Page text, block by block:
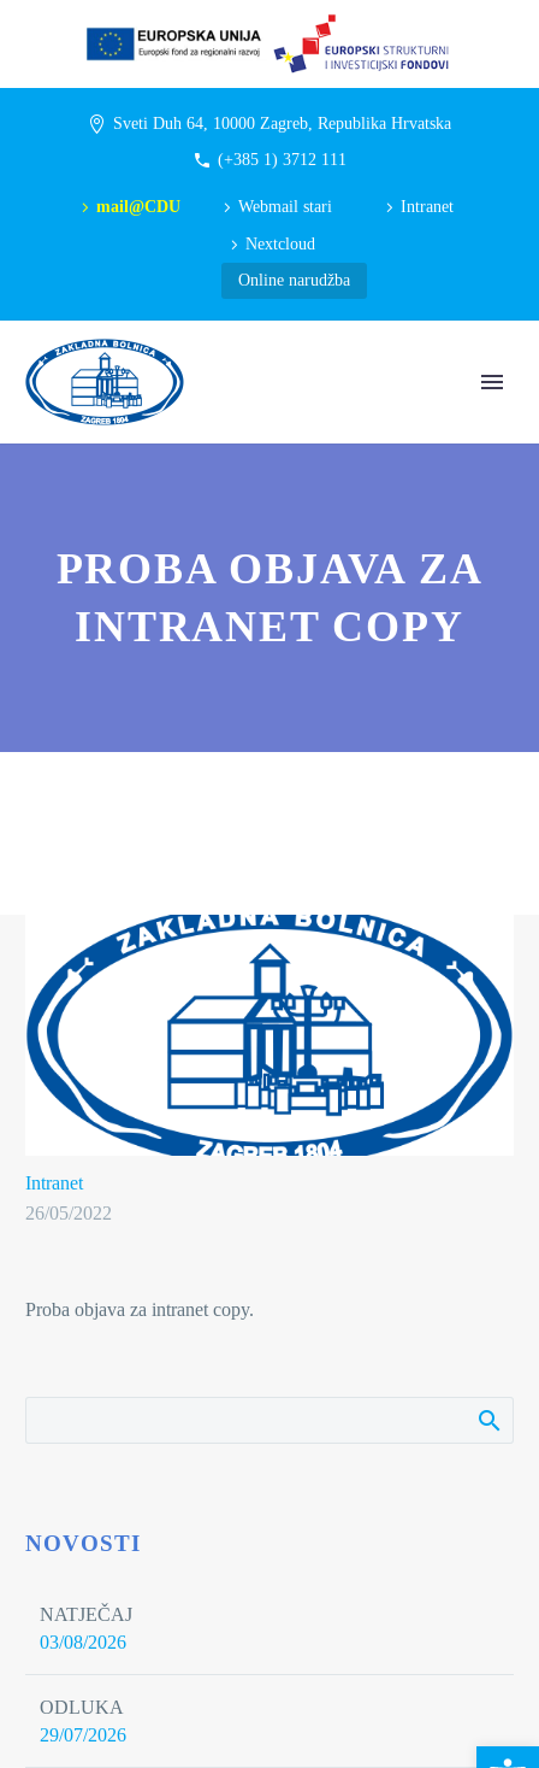
Sveti Duh 64, 10000 Zagreb, Republika Hrvatska
(+385 1) 3712 111
mail@CDU Webmail stari Intranet
Nextcloud
Online narudžba
PROBA OBJAVA ZA
INTRANET COPY
Intranet
26/05/2022
Proba objava za intranet copy.
NOVOSTI
NATJEČAJ
03/08/2026
ODLUKA
29/07/2026